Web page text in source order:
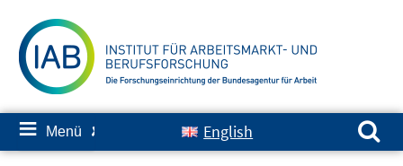
zum
Inhalt
≡ Menü ✘ English
Suchen nach: